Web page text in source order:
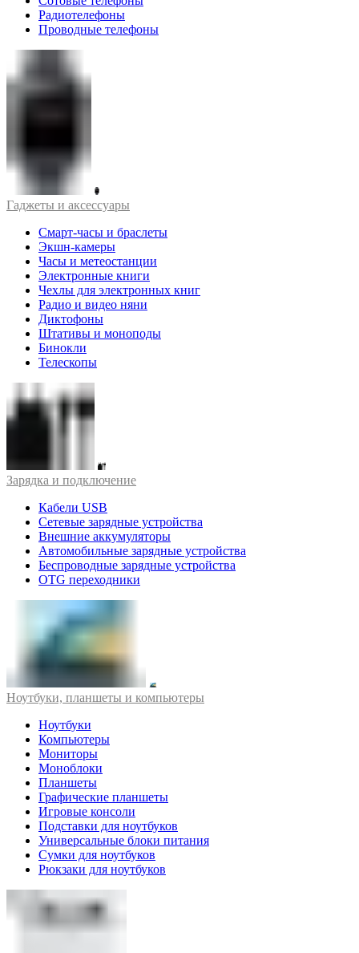
Радиотелефоны
Проводные телефоны
Гаджеты и аксессуары
Смарт-часы и браслеты
Экшн-камеры
Часы и метеостанции
Электронные книги
Чехлы для электронных книг
Радио и видео няни
Диктофоны
Штативы и моноподы
Бинокли
Телескопы
Зарядка и подключение
Кабели USB
Сетевые зарядные устройства
Внешние аккумуляторы
Автомобильные зарядные устройства
Беспроводные зарядные устройства
OTG переходники
Ноутбуки, планшеты и компьютеры
Ноутбуки
Компьютеры
Мониторы
Моноблоки
Планшеты
Графические планшеты
Игровые консоли
Подставки для ноутбуков
Универсальные блоки питания
Сумки для ноутбуков
Рюкзаки для ноутбуков